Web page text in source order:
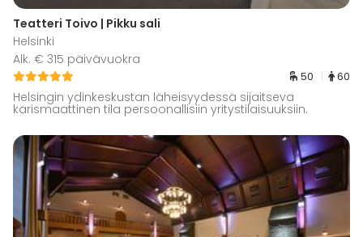
Teatteri Toivo | Pikku sali
Helsinki
Alk. € 315 päivävuokra
50 60
Helsingin ydinkeskustan läheisyydessä sijaitseva
karismaattinen tila persoonallisiin yritystilaisuuksiin.